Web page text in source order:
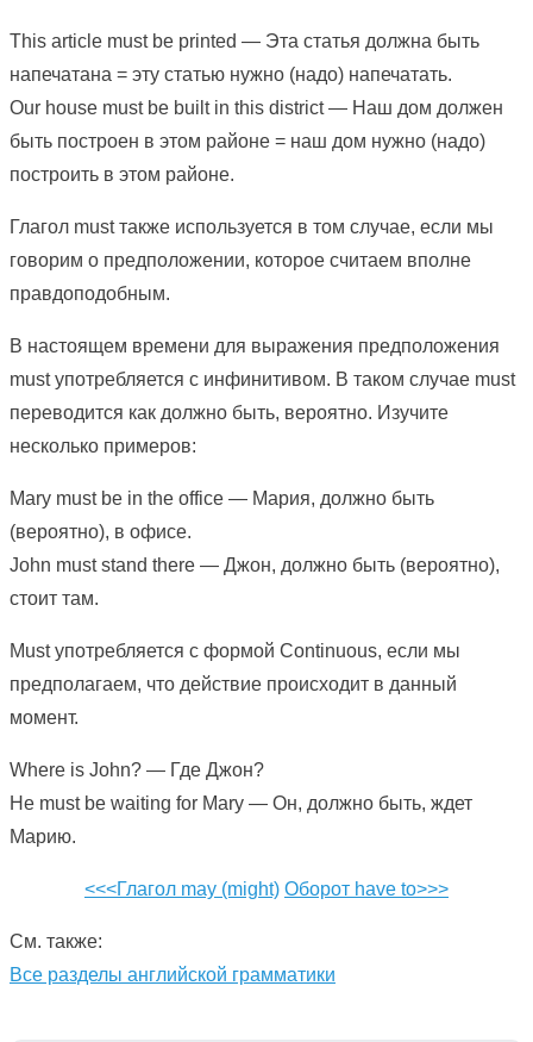
This article must be printed — Эта статья должна быть
напечатана = эту статью нужно (надо) напечатать.
Our house must be built in this district — Наш дом должен
быть построен в этом районе = наш дом нужно (надо)
построить в этом районе.
Глагол must также используется в том случае, если мы
говорим о предположении, которое считаем вполне
правдоподобным.
В настоящем времени для выражения предположения
must употребляется с инфинитивом. В таком случае must
переводится как должно быть, вероятно. Изучите
несколько примеров:
Mary must be in the office — Мария, должно быть
(вероятно), в офисе.
John must stand there — Джон, должно быть (вероятно),
стоит там.
Must употребляется с формой Continuous, если мы
предполагаем, что действие происходит в данный
момент.
Where is John? — Где Джон?
He must be waiting for Mary — Он, должно быть, ждет
Марию.
<<<Глагол may (might) Оборот have to>>>
См. также:
Все разделы английской грамматики